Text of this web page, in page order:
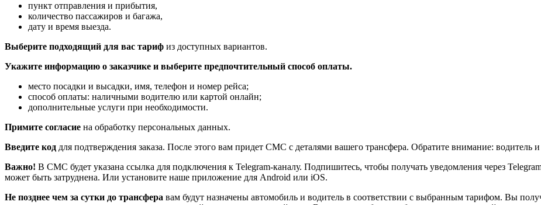
пункт отправления и прибытия,
количество пассажиров и багажа,
дату и время выезда.
Выберите подходящий для вас тариф из доступных вариантов.
Укажите информацию о заказчике и выберите предпочтительный способ оплаты.
место посадки и высадки, имя, телефон и номер рейса;
способ оплаты: наличными водителю или картой онлайн;
дополнительные услуги при необходимости.
Примите согласие на обработку персональных данных.
Введите код для подтверждения заказа. После этого вам придет СМС с деталями вашего трансфера. Обратите внимание: водитель
Важно! В СМС будет указана ссылка для подключения к Telegram-каналу. Подпишитесь, чтобы получать уведомления через
может быть затруднена. Или установите наше приложение для Android или iOS.
Не позднее чем за сутки до трансфера вам будут назначены автомобиль и водитель в соответствии с выбранным тарифом. Вы